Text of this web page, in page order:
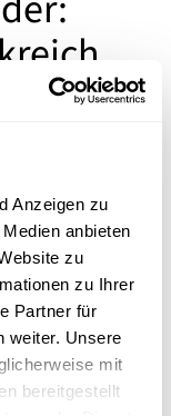
Anzeigen zu
anbieten
zu
zu Ihrer
Partner für
weiter. Unsere
mit
bereitgestellt
Sie
Weingarage
an Weinen
Rhône.
Regionen
Weinhandel mit